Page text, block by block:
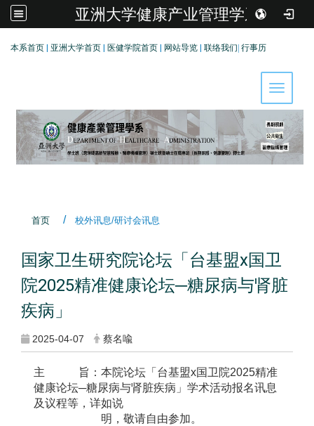
亚洲大学健康产业管理学系
本系首页 亚洲大学首页 医健学院首页 网站导览 联络我们 行事历
Toggle
首页 校外讯息/研讨会讯息
国家卫生研究院论坛「台基盟x国卫
院2025精准健康论坛─糖尿病与肾脏
疾病」
2025-04-07 蔡名喩
主 旨：本院论坛「台基盟x国卫院2025精准
健康论坛─糖尿病与肾脏疾病」学术活动报名讯息
及议程等，详如说
明，敬请自由参加。